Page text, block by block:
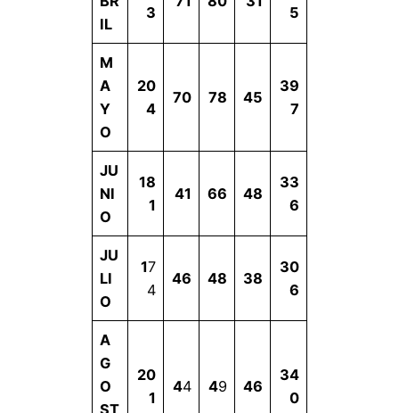
IL
3
5
M
A
Y
O
20
4
70 78 45
39
7
JU
NI
O
18
1
41 66 48
33
6
JU
LI
O
17
4
46 48 38
30
6
A
G
O
ST
20
1
44 49 46
34
0